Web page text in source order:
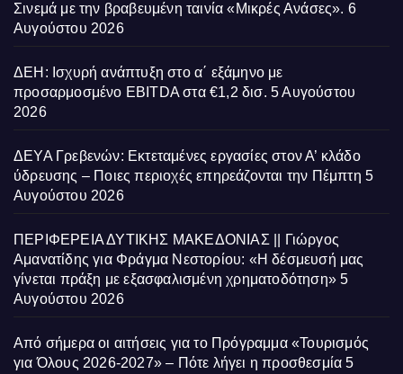
Σινεμά με την βραβευμένη ταινία «Μικρές Ανάσες». 6
Αυγούστου 2026
ΔΕΗ: Ισχυρή ανάπτυξη στο α΄ εξάμηνο με
προσαρμοσμένο EBITDA στα €1,2 δισ. 5 Αυγούστου
2026
ΔΕΥΑ Γρεβενών: Εκτεταμένες εργασίες στον Α’ κλάδο
ύδρευσης – Ποιες περιοχές επηρεάζονται την Πέμπτη 5
Αυγούστου 2026
ΠΕΡΙΦΕΡΕΙΑ ΔΥΤΙΚΗΣ ΜΑΚΕΔΟΝΙΑΣ || Γιώργος
Αμανατίδης για Φράγμα Νεστορίου: «Η δέσμευσή μας
γίνεται πράξη με εξασφαλισμένη χρηματοδότηση» 5
Αυγούστου 2026
Από σήμερα οι αιτήσεις για το Πρόγραμμα «Τουρισμός
για Όλους 2026-2027» – Πότε λήγει η προσθεσμία 5